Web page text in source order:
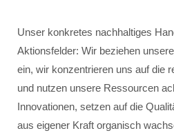
Unser konkretes nachhaltiges
Aktionsfelder: Wir beziehen
ein, wir konzentrieren uns auf die
und nutzen unsere Ressourcen
Innovationen, setzen auf die
aus eigener Kraft organisch